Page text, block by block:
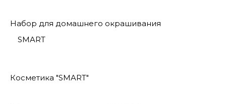
Набор для домашнего окрашивания
SMART
Косметика "SMART"